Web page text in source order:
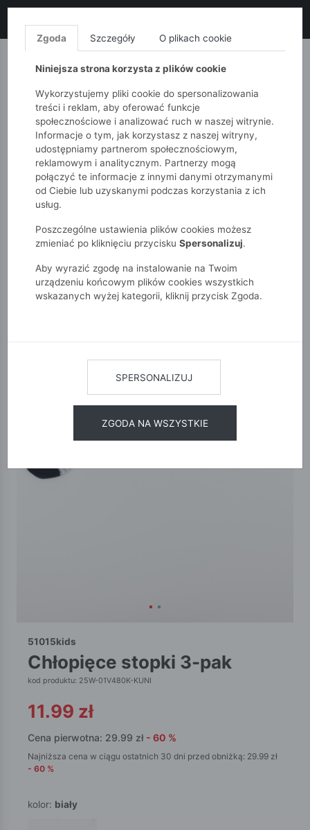
MONNARI QUIOSQUE
51015kids Akcesoria Chłopięce stopki 3-pak
51015kids
chłopięce stopki 3-pak
kod produktu: 25W-01V480K-KUNI
11.99 zł
Cena pierwotna: 29.99 zł - 60 %
Najniższa cena w ciągu ostatnich 30 dni przed obniżką: 29.99 zł
- 60 %
kolor: biały
Zgoda Szczegóły O plikach cookie
Niniejsza strona korzysta z plików cookie
Wykorzystujemy pliki cookie do spersonalizowania
treści i reklam, aby oferować funkcje
społecznościowe i analizować ruch w naszej witrynie.
Informacje o tym, jak korzystasz z naszej witryny,
udostępniamy partnerom społecznościowym,
reklamowym i analitycznym. Partnerzy mogą
połączyć te informacje z innymi danymi otrzymanymi
od Ciebie lub uzyskanymi podczas korzystania z ich
usług.
Poszczególne ustawienia plików cookies możesz
zmieniać po kliknięciu przycisku Spersonalizuj.
Aby wyrazić zgodę na instalowanie na Twoim
urządzeniu końcowym plików cookies wszystkich
wskazanych wyżej kategorii, kliknij przycisk Zgoda.
SPERSONALIZUJ
ZGODA NA WSZYSTKIE